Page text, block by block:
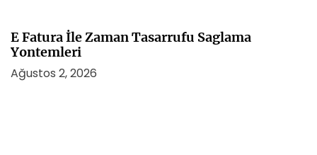
E Fatura İle Zaman Tasarrufu Saglama
Yontemleri
Ağustos 2, 2026